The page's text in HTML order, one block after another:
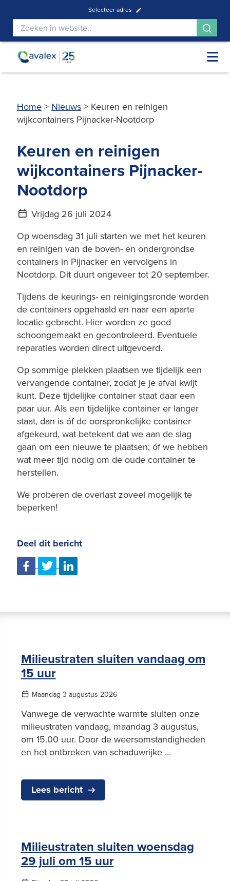
Selecteer adres
Home > Nieuws > Keuren en reinigen
wijkcontainers Pijnacker-Nootdorp
Keuren en reinigen
wijkcontainers Pijnacker-
Nootdorp
Vrijdag 26 juli 2024
Op woensdag 31 juli starten we met het keuren
en reinigen van de boven- en ondergrondse
containers in Pijnacker en vervolgens in
Nootdorp. Dit duurt ongeveer tot 20 september.
Tijdens de keurings- en reinigingsronde worden
de containers opgehaald en naar een aparte
locatie gebracht. Hier worden ze goed
schoongemaakt en gecontroleerd. Eventuele
reparaties worden direct uitgevoerd.
Op sommige plekken plaatsen we tijdelijk een
vervangende container, zodat je je afval kwijt
kunt. Deze tijdelijke container staat daar een
paar uur. Als een tijdelijke container er langer
staat, dan is óf de oorspronkelijke container
afgekeurd, wat betekent dat we aan de slag
gaan om een nieuwe te plaatsen; óf we hebben
wat meer tijd nodig om de oude container te
herstellen.
We proberen de overlast zoveel mogelijk te
beperken!
Deel dit bericht
Milieustraten sluiten vandaag om
15 uur
Maandag 3 augustus 2026
Vanwege de verwachte warmte sluiten onze
milieustraten vandaag, maandag 3 augustus,
om 15.00 uur. Door de weersomstandigheden
en het ontbreken van schaduwrijke …
Lees bericht
Milieustraten sluiten woensdag
29 juli om 15 uur